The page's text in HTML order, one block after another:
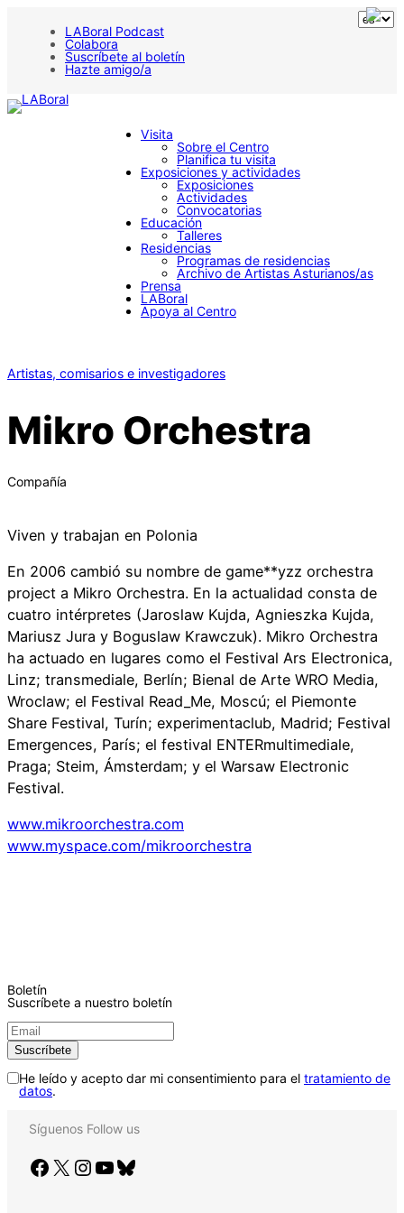
LABoral Podcast
Colabora
Suscríbete al boletín
Hazte amigo/a
Visita
Sobre el Centro
Planifica tu visita
Exposiciones y actividades
Exposiciones
Actividades
Convocatorias
Educación
Talleres
Residencias
Programas de residencias
Archivo de Artistas Asturianos/as
Prensa
LABoral
Apoya al Centro
Artistas, comisarios e investigadores
Mikro Orchestra
Compañía
Viven y trabajan en Polonia
En 2006 cambió su nombre de game**yzz orchestra
project a Mikro Orchestra. En la actualidad consta de
cuatro intérpretes (Jaroslaw Kujda, Agnieszka Kujda,
Mariusz Jura y Boguslaw Krawczuk). Mikro Orchestra
ha actuado en lugares como el Festival Ars Electronica,
Linz; transmediale, Berlín; Bienal de Arte WRO Media,
Wroclaw; el Festival Read_Me, Moscú; el Piemonte
Share Festival, Turín; experimentaclub, Madrid; Festival
Emergences, París; el festival ENTERmultimediale,
Praga; Steim, Ámsterdam; y el Warsaw Electronic
Festival.
www.mikroorchestra.com
www.myspace.com/mikroorchestra
Boletín
Suscríbete a nuestro boletín
He leído y acepto dar mi consentimiento para el tratamiento de
datos.
Síguenos Follow us
Facebook X Instagram YouTube Bluesky